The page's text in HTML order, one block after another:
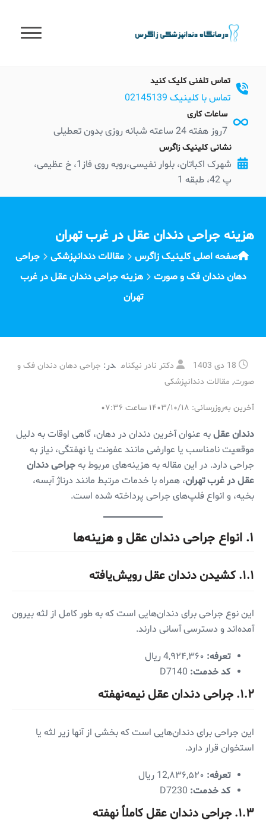
content
تماس تلفنی کلیک کنید
تماس با کلینیک 02145139
ساعات کاری
7روز هفته 24 ساعته شبانه روزی بدون تعطیلی
نشانی کلینیک زاگرس
شهرک اکباتان، بلوار نفیسی،روبه روی فاز1، خ عظیمی،
پ 42، طبقه 1
هزینه جراحی دندان عقل در غرب تهران
صفحه اصلی کلینیک زاگرس مقالات دندانپزشکی
جراحی
دهان دندان فک و صورت
هزینه جراحی دندان عقل در غرب
تهران
18 دی 1403 دکتر نادر نیکنام در: جراحی دهان دندان فک و
صورت, مقالات دندانپزشکی
آخرین به‌روزرسانی: ۱۴۰۳/۱۰/۱۸ ساعت ۰۷:۳۶
دندان عقلبه عنوان آخرین دندان در دهان، گاهی اوقات به دلیل
موقعیت نامناسب یا عوارضی مانند عفونت یا نهفتگی، نیاز به
جراحی دارد. در این مقاله به هزینه‌های مربوط بهجراحی دندان
عقل در غرب تهران، همراه با خدمات مرتبط مانند درناژ آبسه،
بخیه، و انواع فلپ‌های جراحی پرداخته شده است.
۱. انواع جراحی دندان عقل و هزینه‌ها
۱.۱. کشیدن دندان عقل رویش‌یافته
این نوع جراحی برای دندان‌هایی است که به طور کامل از لثه بیرون
آمده‌اند و دسترسی آسانی دارند.
تعرفه:
کد خدمت:
۱.۲. جراحی دندان عقل نیمه‌نهفته
این جراحی برای دندان‌هایی است که بخشی از آنها زیر لثه یا
استخوان قرار دارد.
تعرفه:
کد خدمت:
۱.۳. جراحی دندان عقل کاملاً نهفته